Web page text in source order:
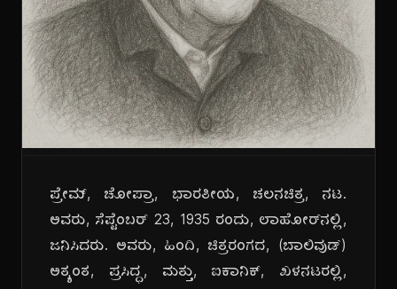
ಪ್ರೇಮ್, ಚೋಪ್ರಾ, ಭಾರತೀಯ, ಚಲನಚಿತ್ರ, ನಟ.
ಅವರು, ಸೆಪ್ಟೆಂಬರ್ 23, 1935 ರಂದು, ಲಾಹೋರ್‌ನಲ್ಲಿ,
ಜನಿಸಿದರು. ಅವರು, ಹಿಂದಿ, ಚಿತ್ರರಂಗದ, (ಬಾಲಿವುಡ್)
ಅತ್ಯಂತ, ಪ್ರಸಿದ್ಧ, ಮತ್ತು, ಐಕಾನಿಕ್, ಖಳನಟರಲ್ಲಿ,